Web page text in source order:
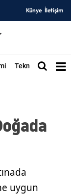
Künye İletişim
Teknoloji Dünya
uygun